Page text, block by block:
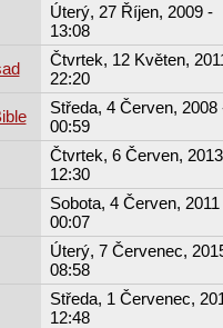
Úterý, 27 Říjen, 2009 -
13:08
Čtvrtek, 12 Květen,
22:20
Středa, 4 Červen, 2008
00:59
Čtvrtek, 6 Červen,
12:30
Sobota, 4 Červen, 2011
00:07
Úterý, 7 Červenec,
08:58
Středa, 1 Červenec,
12:48